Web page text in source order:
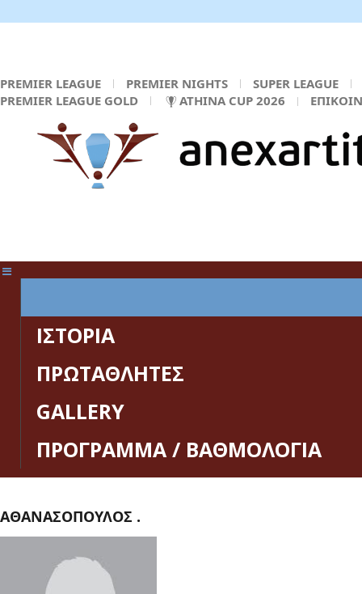
PREMIER LEAGUE PREMIER NIGHTS
SUPER LEAGUE
PREMIER LEAGUE GOLD
ATHINA CUP 2026
ΙΣΤΟΡΙΑ
ΠΡΩΤΑΘΛΗΤΕΣ
GALLERY
ΠΡΟΓΡΑΜΜΑ / ΒΑΘΜΟΛΟΓΙΑ
ΑΘΑΝΑΣΟΠΟΥΛΟΣ .